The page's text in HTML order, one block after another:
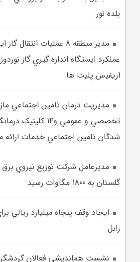
بلده نور
مدير منطقه 8 عمليات انتقال
عملكرد ايستگاه اندازه گيري گاز
اريفيس پليت ها
تخصصي و عمومي و14
شدگان تامين اجتماعي خدمات ارائه
مديرعامل شرکت توزيع نيروي
گلستان به 1800 مگاوات رسيد
ايجاد وقف پنجاه ميليارد ريالي
زابل
نشست هم‌انديشي فعالان